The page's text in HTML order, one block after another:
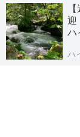
迎
ハ
ハ